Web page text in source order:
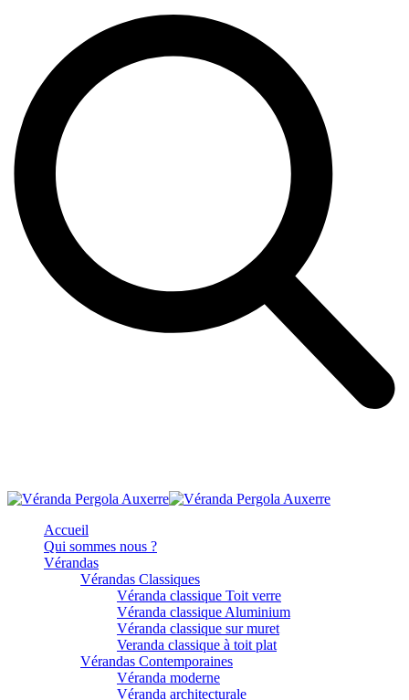
Accueil
Qui sommes nous ?
Vérandas
Vérandas Classiques
Véranda classique Toit verre
Véranda classique Aluminium
Véranda classique sur muret
Veranda classique à toit plat
Vérandas Contemporaines
Véranda moderne
Véranda architecturale